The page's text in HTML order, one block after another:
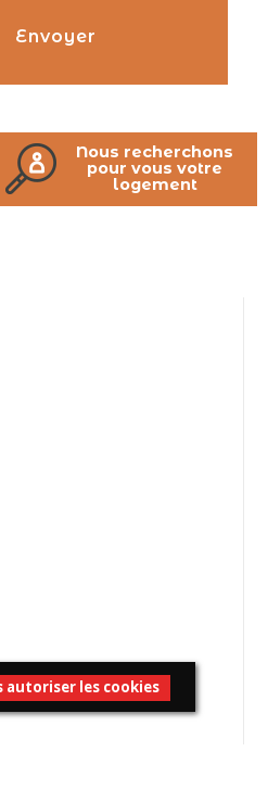
Envoyer
Nous recherchons
pour vous votre
logement
autoriser les cookies